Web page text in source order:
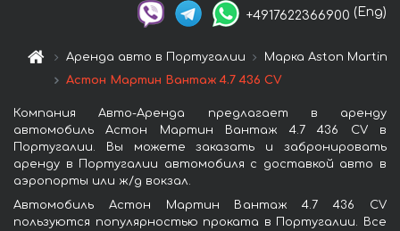
+4917622366900 (Eng)
Аренда авто в Португалии
Марка Aston Martin
Астон Мартин Вантаж 4.7 436 CV
Компания Авто-Аренда предлагает в аренду
автомобиль Астон Мартин Вантаж 4.7 436 CV в
Португалии. Вы можете заказать и забронировать
аренду в Португалии автомобиля с доставкой авто в
аэропорты или ж/д вокзал.
Автомобиль Астон Мартин Вантаж 4.7 436 CV
пользуются популярностью проката в Португалии. Все